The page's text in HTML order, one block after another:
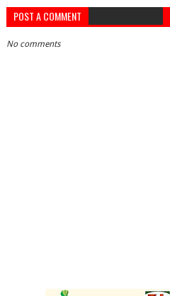
POST A COMMENT
No comments